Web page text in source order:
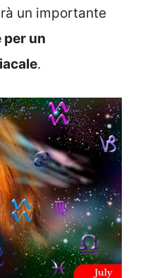
un importante
per un
.